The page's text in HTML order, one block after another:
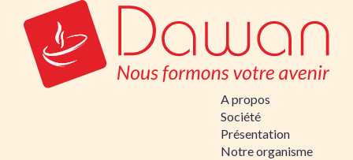
A propos
Société
Présentation
Notre organisme